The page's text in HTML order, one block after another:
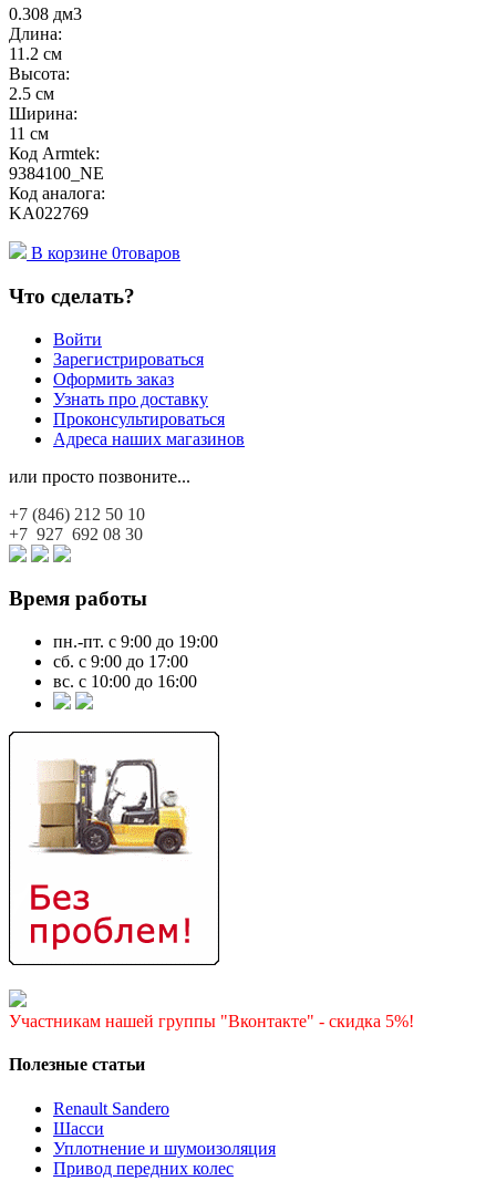
0.308 дм3
Длина:
11.2 см
Высота:
2.5 см
Ширина:
11 см
Код Armtek:
9384100_NE
Код аналога:
KA022769
В корзине 0товаров
Что сделать?
Войти
Зарегистрироваться
Оформить заказ
Узнать про доставку
Проконсультироваться
Адреса наших магазинов
или просто позвоните...
+7 (846) 212 50 10
+7 927 692 08 30
Время работы
пн.-пт. с 9:00 до 19:00
сб. с 9:00 до 17:00
вс. с 10:00 до 16:00
Участникам нашей группы "Вконтакте" - скидка 5%!
Полезные статьи
Renault Sandero
Шасси
Уплотнение и шумоизоляция
Привод передних колес